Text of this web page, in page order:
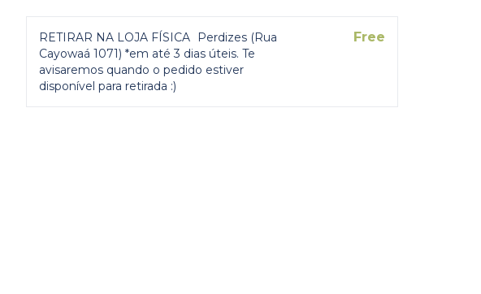
RETIRAR NA LOJA FÍSICA
Perdizes (Rua
Cayowaá 1071) *em até 3 dias úteis. Te
avisaremos quando o pedido estiver
disponível para retirada :)
Free